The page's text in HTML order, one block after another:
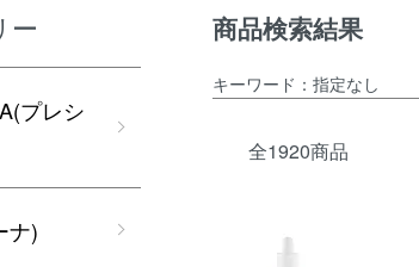
商品検索結果
キーワード：指定なし
全1920商品
ー
プレシ
ナ)